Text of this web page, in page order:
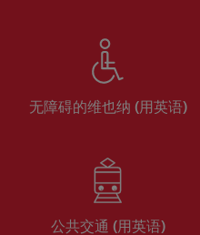
无障碍的维也纳 (用英语)
公共交通 (用英语)